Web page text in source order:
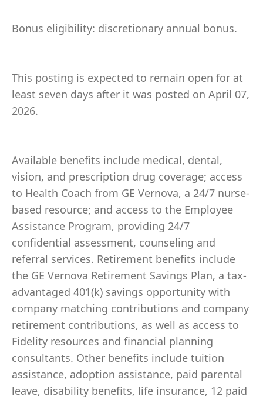
Bonus eligibility: discretionary annual bonus.
This posting is expected to remain open for at
least seven days after it was posted on April 07,
2026.
Available benefits include medical, dental,
vision, and prescription drug coverage; access
to Health Coach from GE Vernova, a 24/7 nurse-
based resource; and access to the Employee
Assistance Program, providing 24/7
confidential assessment, counseling and
referral services. Retirement benefits include
the GE Vernova Retirement Savings Plan, a tax-
advantaged 401(k) savings opportunity with
company matching contributions and company
retirement contributions, as well as access to
Fidelity resources and financial planning
consultants. Other benefits include tuition
assistance, adoption assistance, paid parental
leave, disability benefits, life insurance, 12 paid